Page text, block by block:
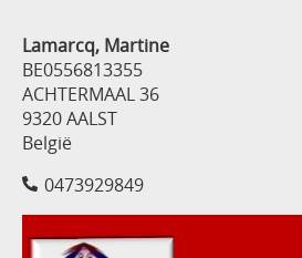
Lamarcq, Martine
BE0556813355
ACHTERMAAL 36
9320 AALST
België
0473929849